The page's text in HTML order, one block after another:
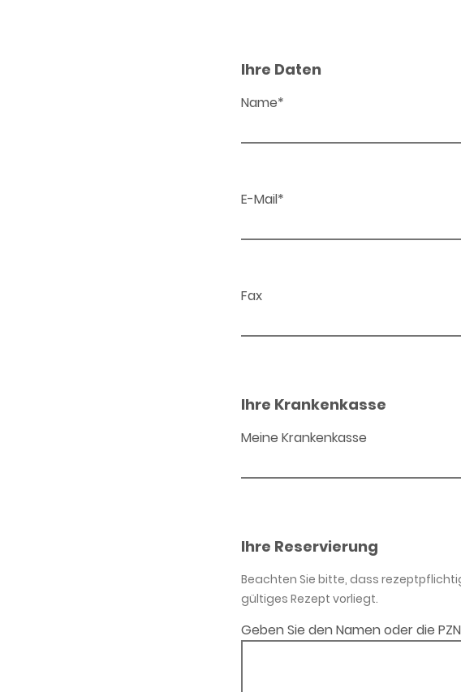
Ihre Daten
Name*
E-Mail*
Fax
Ihre Krankenkasse
Meine Krankenkasse
Ihre Reservierung
Beachten Sie bitte, dass
gültiges Rezept vorliegt.
Geben Sie den Namen oder die